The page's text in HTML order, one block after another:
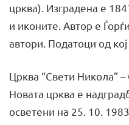
црква). Изградена е
и иконите. Автор е
автори. Податоци од
Црква “Свети Никола”
Новата црква е
осветени на 25. 10.